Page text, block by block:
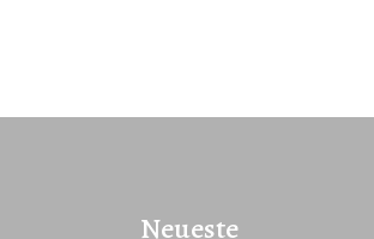
Neueste